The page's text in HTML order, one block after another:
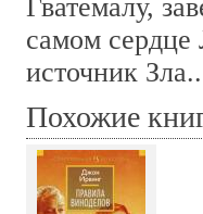
Гватемалу,
самом сердце
источник
Похожие